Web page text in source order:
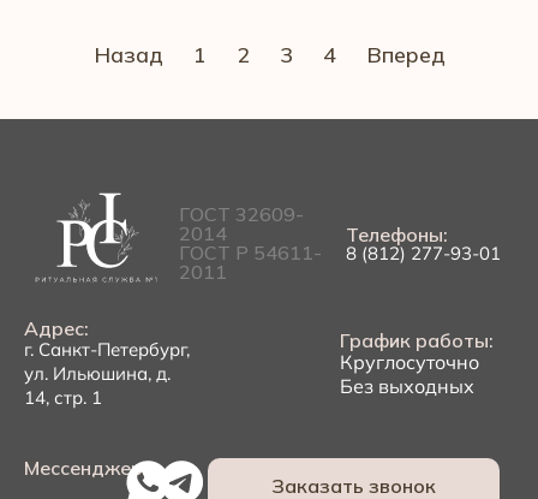
Назад 1 2 3 4 Вперед
ГОСТ 32609-
2014
ГОСТ Р 54611-
2011
Телефоны:
8 (812) 277-93-01
Адрес:
г. Санкт-Петербург,
ул. Ильюшина, д.
14, стр. 1
График работы:
Круглосуточно
Без выходных
Мессенджеры:
Заказать звонок